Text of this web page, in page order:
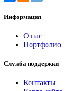
Информация
О нас
Портфолио
Служба поддержки
Контакты